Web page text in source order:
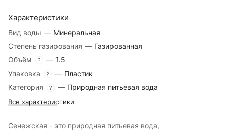
Характеристики
Вид воды — Минеральная
Степень газирования — Газированная
Объём
? — 1.5
Упаковка
? — Пластик
Категория
? — Природная питьевая вода
Все характеристики
Сенежская - это природная питьевая вода,